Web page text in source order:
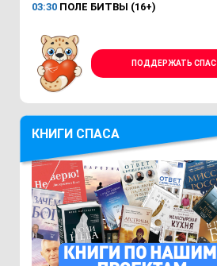
03:30 ПОЛЕ БИТВЫ (16+)
ПОДДЕРЖАТЬ СПАС
КНИГИ СПАСА